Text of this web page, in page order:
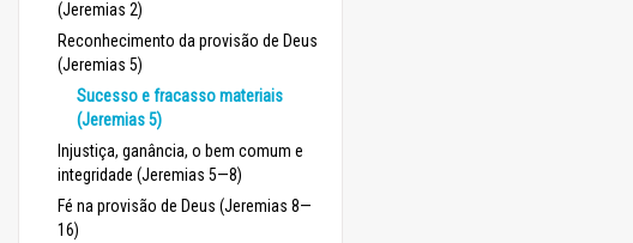
(Jeremias 2)
Reconhecimento da provisão de Deus
(Jeremias 5)
Sucesso e fracasso materiais
(Jeremias 5)
Injustiça, ganância, o bem comum e
integridade (Jeremias 5—8)
Fé na provisão de Deus (Jeremias 8—
16)